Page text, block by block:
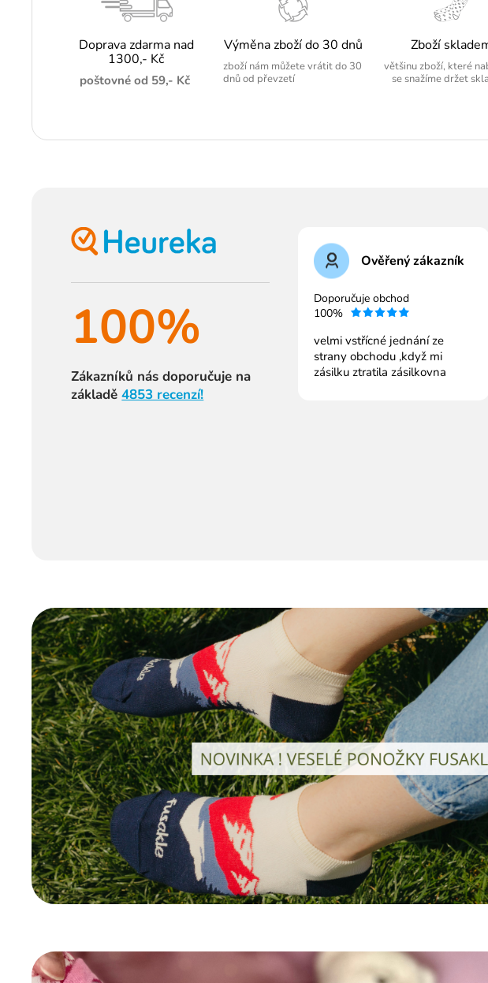
Doprava zdarma nad
1300,- Kč
poštovné od 59,- Kč
Výměna zboží do 30 dnů
zboží nám můžete vrátit do 30
dnů od převzetí
Zboží
většinu zboží, které
se snažíme držet
100%
Zákazníků nás doporučuje na
základě4853 recenzí!
Ověřený zákazník
Doporučuje obchod
100%
velmi vstřícné jednání ze
strany obchodu ,když mi
zásilku ztratila zásilkovna